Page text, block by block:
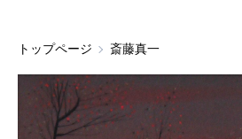
トップページ 斎藤真一